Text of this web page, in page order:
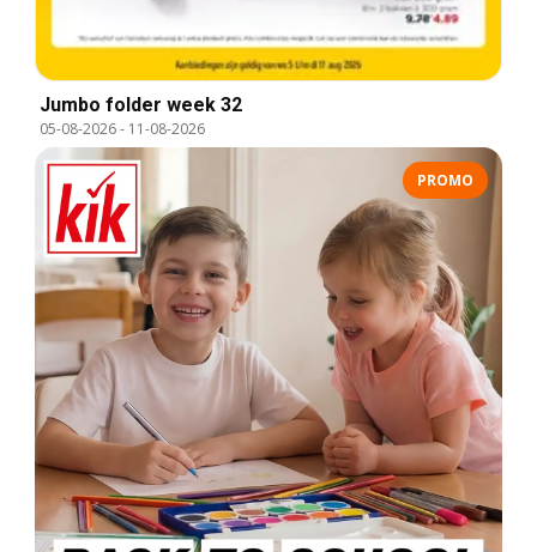
Jumbo folder week 32
05-08-2026- 11-08-2026
PROMO